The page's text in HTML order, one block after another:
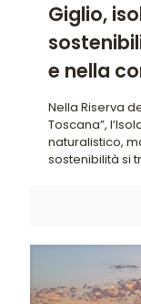
Giglio,
e nella
Nella Riserva
Toscana”,
naturalistico,
sostenibilità si